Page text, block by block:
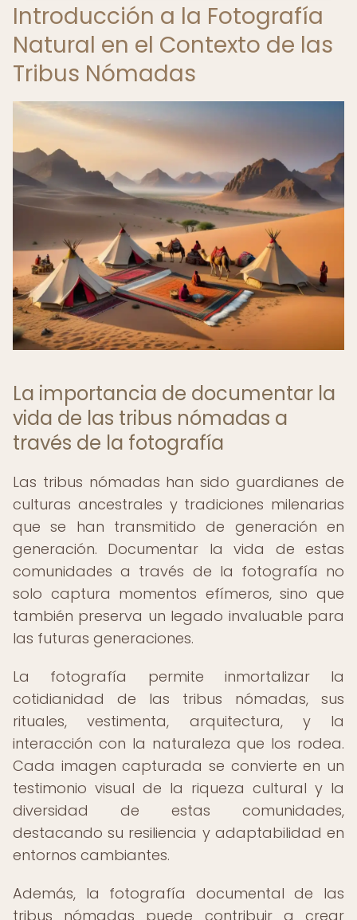
Introducción a la Fotografía
Natural en el Contexto de las
Tribus Nómadas
La importancia de documentar la
vida de las tribus nómadas a
través de la fotografía
Las tribus nómadas han sido guardianes de
culturas ancestrales y tradiciones milenarias
que se han transmitido de generación en
generación. Documentar la vida de estas
comunidades a través de la fotografía no
solo captura momentos efímeros, sino que
también preserva un legado invaluable para
las futuras generaciones.
La fotografía permite inmortalizar la
cotidianidad de las tribus nómadas, sus
rituales, vestimenta, arquitectura, y la
interacción con la naturaleza que los rodea.
Cada imagen capturada se convierte en un
testimonio visual de la riqueza cultural y la
diversidad de estas comunidades,
destacando su resiliencia y adaptabilidad en
entornos cambiantes.
Además, la fotografía documental de las
tribus nómadas puede contribuir a crear